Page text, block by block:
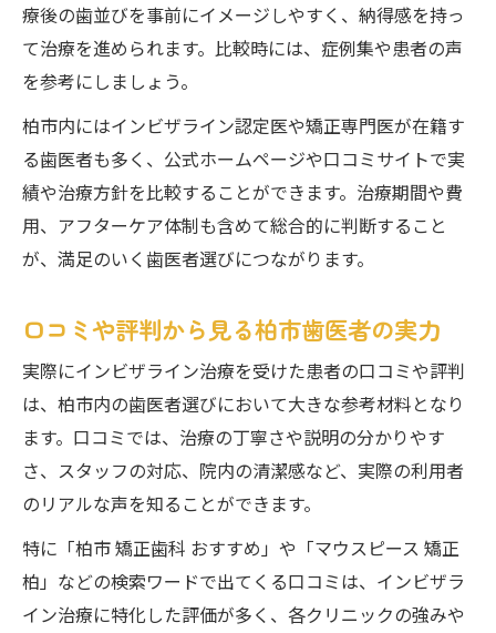
療後の歯並びを事前にイメージしやすく、納得感を持っ
て治療を進められます。比較時には、症例集や患者の声
を参考にしましょう。
柏市内にはインビザライン認定医や矯正専門医が在籍す
る歯医者も多く、公式ホームページや口コミサイトで実
績や治療方針を比較することができます。治療期間や費
用、アフターケア体制も含めて総合的に判断すること
が、満足のいく歯医者選びにつながります。
口コミや評判から見る柏市歯医者の実力
実際にインビザライン治療を受けた患者の口コミや評判
は、柏市内の歯医者選びにおいて大きな参考材料となり
ます。口コミでは、治療の丁寧さや説明の分かりやす
さ、スタッフの対応、院内の清潔感など、実際の利用者
のリアルな声を知ることができます。
特に「柏市 矯正歯科 おすすめ」や「マウスピース 矯正
柏」などの検索ワードで出てくる口コミは、インビザラ
イン治療に特化した評価が多く、各クリニックの強みや